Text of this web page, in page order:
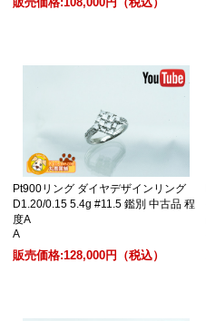
Pt900リング ダイヤデザインリング
D1.20/0.15 5.4g #11.5 鑑別 中古品 程
度A
A
販売価格:128,000円 （税込）